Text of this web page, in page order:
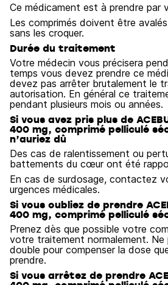
Ce médicament est à prendre par
Les comprimés doivent être
sans les croquer.
Durée du traitement
Votre médecin vous précisera
temps vous devez prendre ce
devez pas arrêter brutalement le
autorisation. En général ce
pendant plusieurs mois ou années.
Si vous avez pris plus de
400 mg, comprimé pelliculé
n’auriez dû
Des cas de ralentissement ou
battements du cœur ont été
En cas de surdosage, contactez
urgences médicales.
Si vous oubliez de prendre
400 mg, comprimé pelliculé
Prenez dès que possible votre
votre traitement normalement. Ne
double pour compenser la dose
prendre.
Si vous arrêtez de prendre